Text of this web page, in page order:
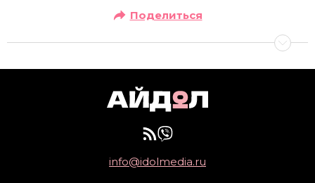
Поделиться
info@idolmedia.ru